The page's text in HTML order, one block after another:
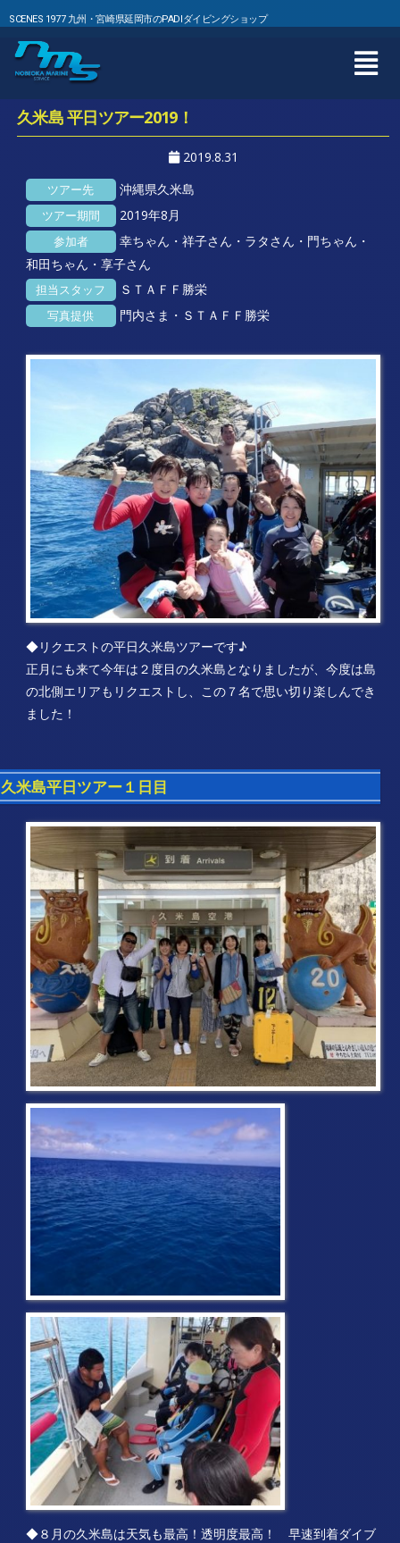
SCENES 1977 九州・宮崎県延岡市のPADIダイビングショップ
久米島 平日ツアー2019！
2019.8.31
ツアー先 沖縄県久米島
ツアー期間 2019年8月
参加者
幸ちゃん・祥子さん・ラタさん・門ちゃん・
和田ちゃん・享子さん
担当スタッフ ＳＴＡＦＦ勝栄
写真提供 門内さま・ＳＴＡＦＦ勝栄
◆リクエストの平日久米島ツアーです♪
正月にも来て今年は２度目の久米島となりましたが、今度は島
の北側エリアもリクエストし、この７名で思い切り楽しんでき
ました！
島平日ツアー１日目
◆８月の久米島は天気も最高！透明度最高！ 早速到着ダイブ